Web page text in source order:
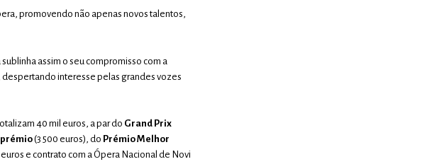
promovendo não apenas novos talentos,
assim o seu compromisso com a
interesse pelas grandes vozes
40 mil euros, a par do Grand Prix
(3 500 euros), do Prémio Melhor
euros e contrato com a Ópera Nacional de Novi